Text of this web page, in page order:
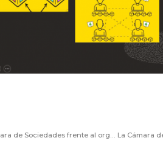
Resolución General IGJ N° 08/2020: comentarios de la Cámara de Sociedades frente al organismo de control